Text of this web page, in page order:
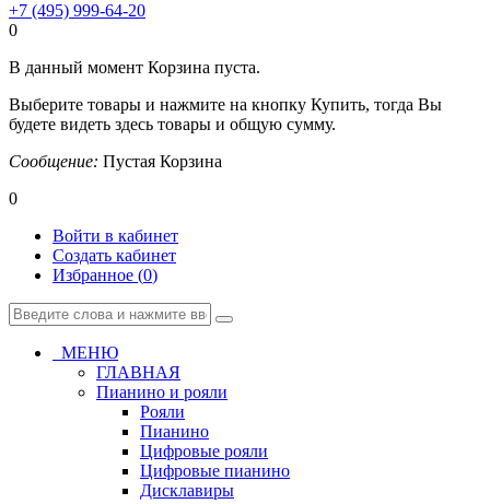
+7 (495) 999-64-20
0
В данный момент Корзина пуста.
Выберите товары и нажмите на кнопку Купить, тогда Вы
будете видеть здесь товары и общую сумму.
Сообщение: Пустая Корзина
0
Войти в кабинет
Создать кабинет
Избранное (0)
МЕНЮ
ГЛАВНАЯ
Пианино и рояли
Рояли
Пианино
Цифровые рояли
Цифровые пианино
Дисклавиры